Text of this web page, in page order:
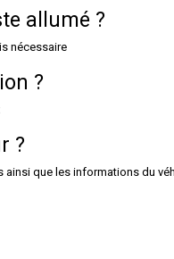
allumé ?
nécessaire
?
?
que les informations du